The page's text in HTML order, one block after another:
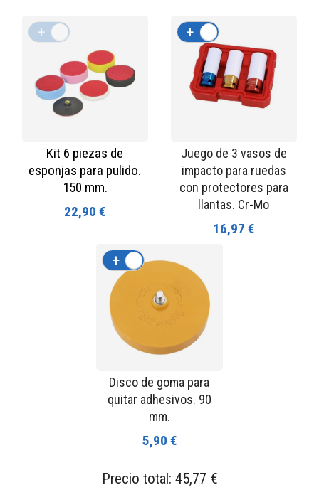
Kit 6 piezas de
esponjas para pulido.
150 mm.
22,90 €
+
Juego de 3 vasos de
impacto para ruedas
con protectores para
llantas. Cr-Mo
16,97 €
+
Disco de goma para
quitar adhesivos. 90
mm.
5,90 €
+ -
Precio total: 45,77 €